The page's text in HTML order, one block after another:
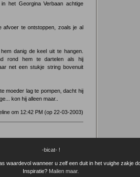
het Georgina Verbaan achtige
afvoer te ontstoppen, zoals je al
danig de keel uit te hangen.
rond hem te dartelen als hij
net een stukje string bovenuit
moeder lag te pompen, dacht hij
kon hij alleen maar..
om 12:42 PM (op 22-03-2003)
-bicat- !
waardevol wanneer u zelf een duit in het vuighe zakje
Inspiratie? Mailen maar.